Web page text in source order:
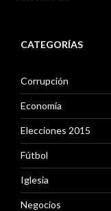
c
v
o
s
CATEGORÍAS
Corrupción
Economía
Elecciones 2015
Fútbol
Iglesia
Negocios